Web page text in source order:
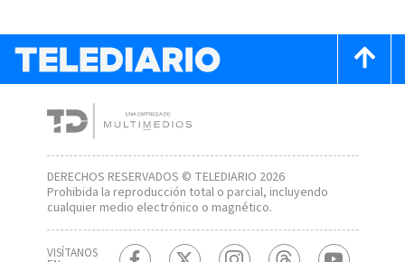
DERECHOS RESERVADOS © TELEDIARIO 2026
Prohibida la reproducción total o parcial, incluyendo
cualquier medio electrónico o magnético.
VISÍTANOS